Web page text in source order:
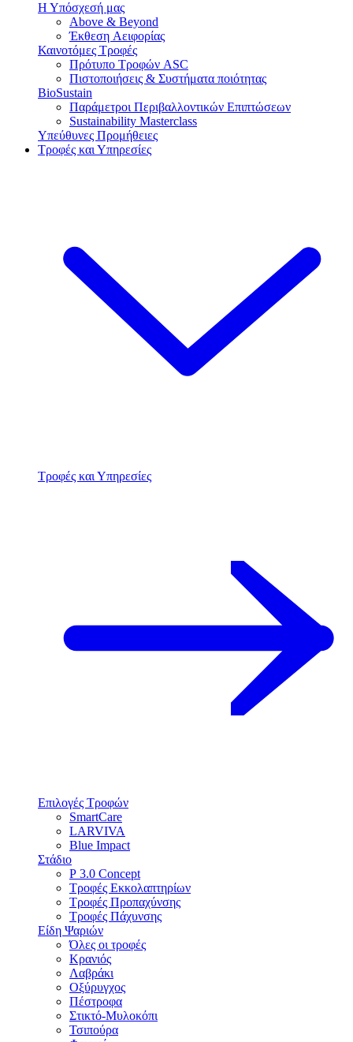
Η Υπόσχεσή μας
Above & Beyond
Έκθεση Αειφορίας
Καινοτόμες Τροφές
Πρότυπο Τροφών ASC
Πιστοποιήσεις & Συστήματα ποιότητας
BioSustain
Παράμετροι Περιβαλλοντικών Επιπτώσεων
Sustainability Masterclass
Υπεύθυνες Προμήθειες
Τροφές και Υπηρεσίες
Τροφές και Υπηρεσίες
Επιλογές Τροφών
SmartCare
LARVIVA
Blue Impact
Στάδιο
P 3.0 Concept
Τροφές Εκκολαπτηρίων
Τροφές Προπαχύνσης
Τροφές Πάχυνσης
Είδη Ψαριών
Όλες οι τροφές
Κρανιός
Λαβράκι
Οξύρυγχος
Πέστροφα
Στικτό-Μυλοκόπι
Τσιπούρα